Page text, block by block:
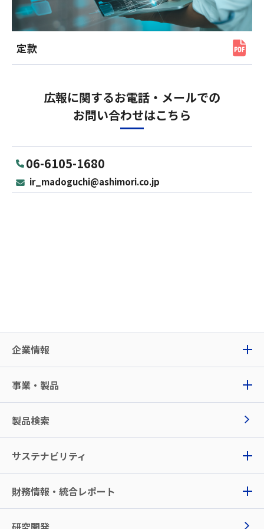
定款
広報に関するお電話・メールでの
お問い合わせはこちら
06-6105-1680
ir_madoguchi@ashimori.co.jp
企業情報
事業・製品
製品検索
サステナビリティ
財務情報・統合レポート